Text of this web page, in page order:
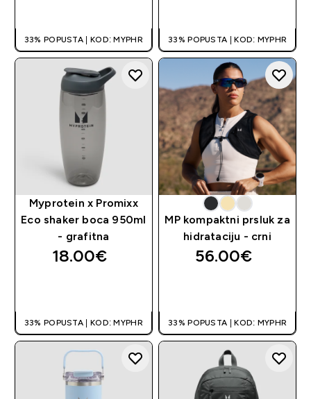
33% POPUSTA | KOD: MYPHR 33% POPUSTA | KOD: MYPHR
Myprotein x Promixx
Eco shaker boca 950ml
- grafitna
18.00€‎
33% POPUSTA | KOD: MYPHR
MP kompaktni prsluk za
hidrataciju - crni
56.00€‎
33% POPUSTA | KOD: MYPHR